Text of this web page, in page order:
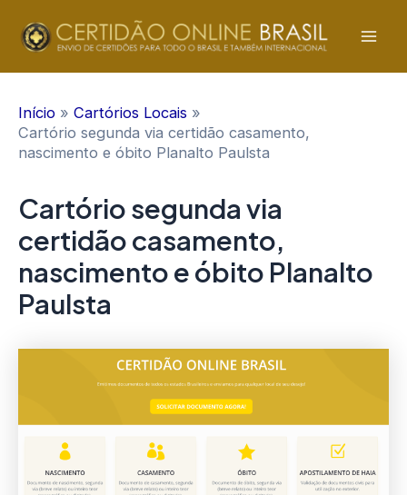
para
Início
Cartórios Locais
Cartório segunda via certidão casamento,
nascimento e óbito Planalto Paulsta
Cartório segunda via
certidão casamento,
nascimento e óbito Planalto
Paulsta